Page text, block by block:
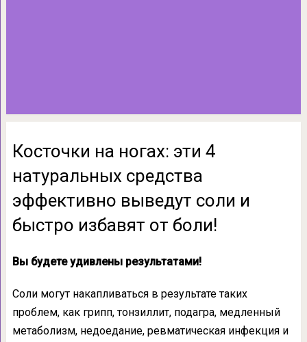
Косточки на ногах: эти 4
натуральных средства
эффективно выведут соли и
быстро избавят от боли!
Вы будете удивлены результатами!
Соли могут накапливаться в результате таких
проблем, как грипп, тонзиллит, подагра, медленный
метаболизм, недоедание, ревматическая инфекция и